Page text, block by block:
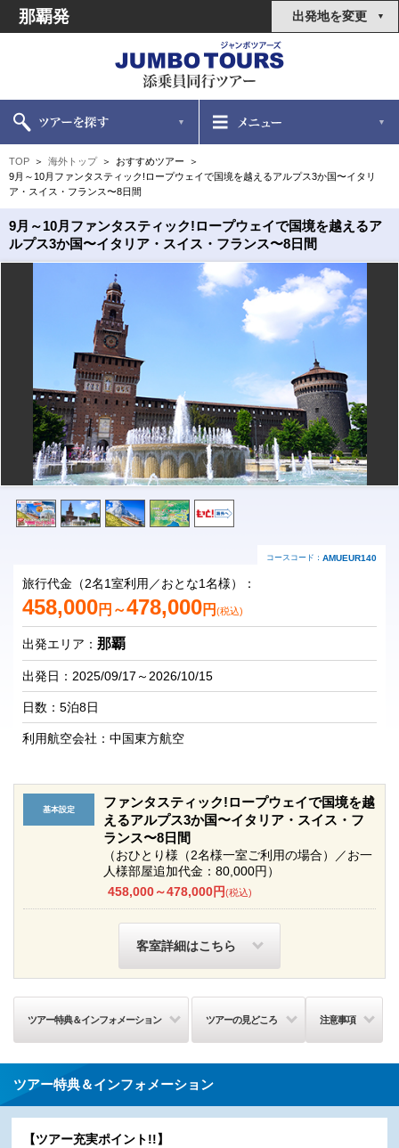
那覇発 出発地を変更
TOP 海外トップ
おすすめツアー
9月～10月ファンタスティック!ロープウェイで国境を越えるアルプス3か国〜イタリ
ア・スイス・フランス〜8日間
9月～10月ファンタスティック!ロープウェイで国境を越えるア
ルプス3か国〜イタリア・スイス・フランス〜8日間
コースコード： AMUEUR140
旅行代金（2名1室利用／おとな1名様）：
458,000円～478,000円 (税込)
出発エリア： 那覇
出発日：2025/09/17～2026/10/15
日数：5泊8日
利用航空会社：中国東方航空
ファンタスティック!ロープウェイで国境を越
えるアルプス3か国〜イタリア・スイス・フ
ランス〜8日間
（おひとり様（2名様一室ご利用の場合）／お一
人様部屋追加代金：80,000円）
458,000～478,000円(税込)
客室詳細はこちら
ツアー特典＆インフォメーション ツアーの見どころ 注意事項
ツアー特典＆インフォメーション
【ツアー充実ポイント!!】